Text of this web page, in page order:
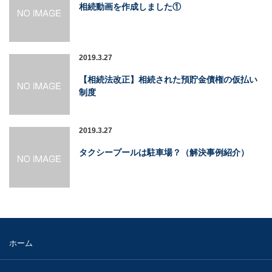
相続動画を作成しました①
2019.3.27
【相続法改正】相続された預貯金債権の仮払い
制度
2019.3.27
タクシープールは駐車場？（解決事例紹介）
ホーム